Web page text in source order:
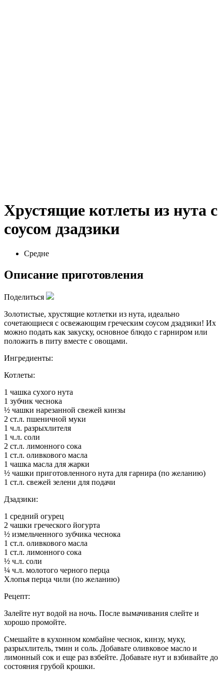
Хрустящие котлеты из нута с
соусом дзадзики
Средне
Описание приготовления
Поделиться
Золотистые, хрустящие котлетки из нута, идеально
сочетающиеся с освежающим греческим соусом дзадзики! Их
можно подать как закуску, основное блюдо с гарниром или
положить в питу вместе с овощами.
Ингредиенты:
Котлеты:
1 чашка сухого нута
1 зубчик чеснока
½ чашки нарезанной свежей кинзы
2 ст.л. пшеничной муки
1 ч.л. разрыхлителя
1 ч.л. соли
2 ст.л. лимонного сока
1 ст.л. оливкового масла
1 чашка масла для жарки
½ чашки приготовленного нута для гарнира (по желанию)
1 ст.л. свежей зелени для подачи
Дзадзики:
1 средний огурец
2 чашки греческого йогурта
½ измельченного зубчика чеснока
1 ст.л. оливкового масла
1 ст.л. лимонного сока
½ ч.л. соли
¼ ч.л. молотого черного перца
Хлопья перца чили (по желанию)
Рецепт:
Залейте нут водой на ночь. После вымачивания слейте и
хорошо промойте.
Смешайте в кухонном комбайне чеснок, кинзу, муку,
разрыхлитель, тмин и соль. Добавьте оливковое масло и
лимонный сок и еще раз взбейте. Добавьте нут и взбивайте до
состояния грубой крошки.